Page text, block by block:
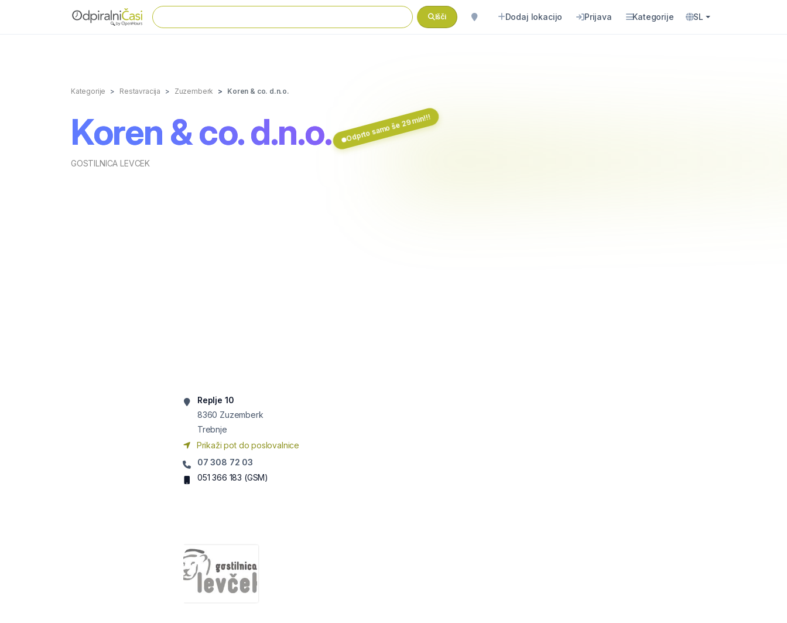
Išči Dodaj lokacijo Prijava Kategorije SL
Kategorije Restavracija Zuzemberk Koren & co. d.n.o.
Koren & co. d.n.o.
GOSTILNICA LEVCEK
Odprto samo še 29 min!!!
Replje 10
8360 Zuzemberk
Trebnje
Prikaži pot do poslovalnice
07 308 72 03
051 366 183 (GSM)